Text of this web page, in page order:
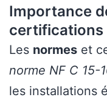
Importance
certifications
Les normes et
norme NF C 15-
les installations